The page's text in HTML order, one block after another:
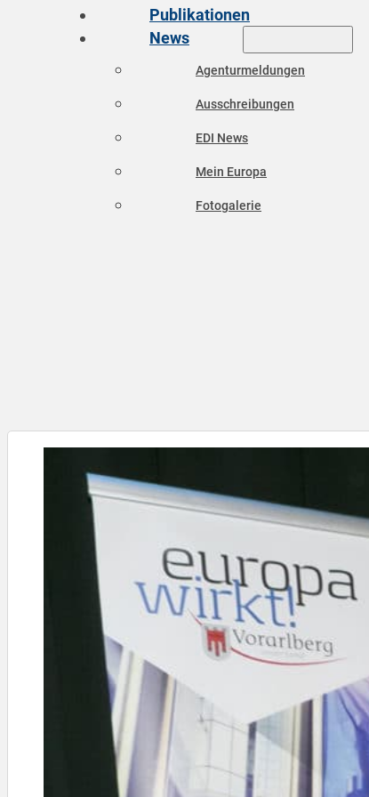
Publikationen
News
Agenturmeldungen
Ausschreibungen
EDI News
Mein Europa
Fotogalerie